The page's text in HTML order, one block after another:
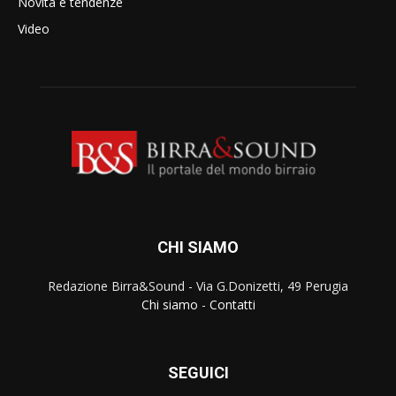
Video
CHI SIAMO
Redazione Birra&Sound - Via G.Donizetti, 49 Perugia
Chi siamo - Contatti
SEGUICI